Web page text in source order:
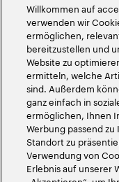
2026Accenture. Alle
Willkommen auf
verwenden wir
ermöglichen,
bereitzustellen und
Website zu
ermitteln, welche
sind. Außerdem
ganz einfach in
ermöglichen, Ihnen
Werbung passend
Standort zu
Verwendung von
Erlebnis auf unserer